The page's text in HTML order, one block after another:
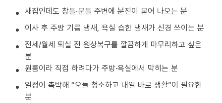
새집인데도 창틀·문틀 주변에 분진이 묻어 나오는 분
이사 후 주방 기름 냄새, 욕실 습한 냄새가 신경 쓰이는 분
전세/월세 퇴실 전 원상복구를 깔끔하게 마무리하고 싶은
분
원룸이라 직접 하려다가 주방·욕실에서 막히는 분
일정이 촉박해 “오늘 청소하고 내일 바로 생활”이 필요한
분